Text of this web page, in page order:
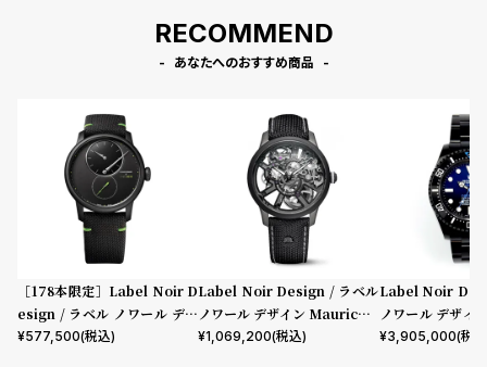
RECOMMEND
あなたへのおすすめ商品
［178本限定］Label Noir D
esign / ラベル ノワール デザ
イン ルイ・エラール×ラベル
¥577,500(税込)
Label Noir Design / ラベル
ノワール デザイン Maurice L
acroix x Label Noir Maste
¥1,069,200(税込)
Label Noir
ノワール デザイ
カスタム
¥3,905,000(税